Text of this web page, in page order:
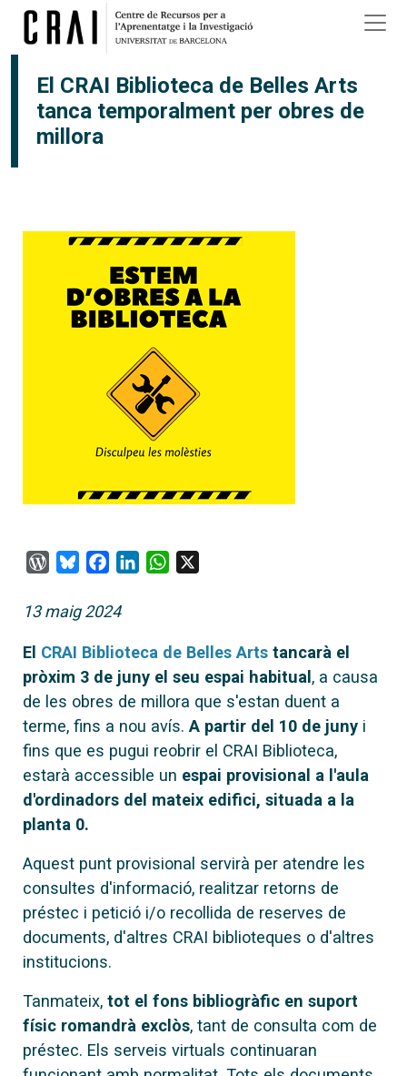
Vés al contingut
El CRAI Biblioteca de Belles Arts
tanca temporalment per obres de
millora
WordPress
BlueskyFacebook
LinkedInWhatsApp
13 maig 2024
El CRAI Biblioteca de Belles Arts tancarà el
pròxim 3 de juny el seu espai habitual, a causa
de les obres de millora que s'estan duent a
terme, fins a nou avís. A partir del 10 de juny i
fins que es pugui reobrir el CRAI Biblioteca,
estarà accessible un espai provisional a l'aula
d'ordinadors del mateix edifici, situada a la
planta 0.
Aquest punt provisional servirà per atendre les
consultes d'informació, realitzar retorns de
préstec i petició i/o recollida de reserves de
documents, d'altres CRAI biblioteques o d'altres
institucions.
Tanmateix, tot el fons bibliogràfic en suport
físic romandrà exclòs, tant de consulta com de
préstec. Els serveis virtuals continuaran